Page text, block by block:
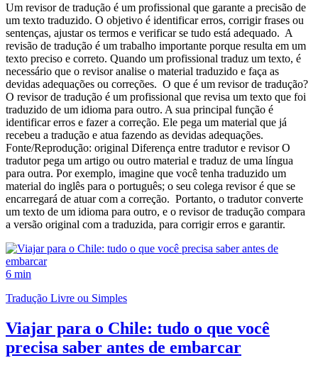
Um revisor de tradução é um profissional que garante a precisão de
um texto traduzido. O objetivo é identificar erros, corrigir frases ou
sentenças, ajustar os termos e verificar se tudo está adequado. A
revisão de tradução é um trabalho importante porque resulta em um
texto preciso e correto. Quando um profissional traduz um texto, é
necessário que o revisor analise o material traduzido e faça as
devidas adequações ou correções. O que é um revisor de tradução?
O revisor de tradução é um profissional que revisa um texto que foi
traduzido de um idioma para outro. A sua principal função é
identificar erros e fazer a correção. Ele pega um material que já
recebeu a tradução e atua fazendo as devidas adequações.
Fonte/Reprodução: original Diferença entre tradutor e revisor O
tradutor pega um artigo ou outro material e traduz de uma língua
para outra. Por exemplo, imagine que você tenha traduzido um
material do inglês para o português; o seu colega revisor é que se
encarregará de atuar com a correção. Portanto, o tradutor converte
um texto de um idioma para outro, e o revisor de tradução compara
a versão original com a traduzida, para corrigir erros e garantir.
6 min
Tradução Livre ou Simples
Viajar para o Chile: tudo o que você
precisa saber antes de embarcar